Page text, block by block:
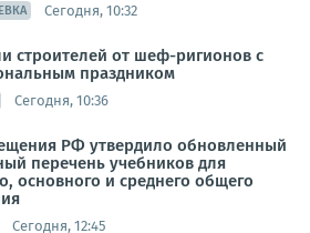
Сегодня, 10:32
строителей от шеф-ригионов с
праздником
Сегодня, 10:36
РФ утвердило обновленный
перечень учебников для
основного и среднего общего
Сегодня, 12:45